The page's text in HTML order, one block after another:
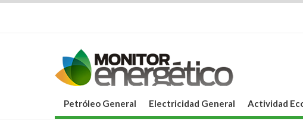
Petróleo General Electricidad General Actividad